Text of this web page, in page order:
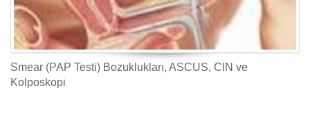
Smear (PAP Testi) Bozuklukları, ASCUS, CIN ve
Kolposkopi